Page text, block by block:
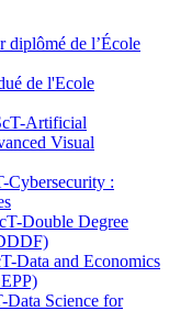
diplômé de l’École
de l'Ecole
Artificial
Visual
:
Double Degree
Data and Economics
Science for